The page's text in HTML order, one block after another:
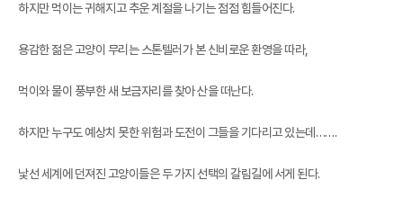
하지만 먹이는 귀해지고 추운 계절을 나기는 점점 힘들어진다.
용감한 젊은 고양이 무리는 스톤텔러가 본 신비로운 환영을 따라,
먹이와 물이 풍부한 새 보금자리를 찾아 산을 떠난다.
하지만 누구도 예상치 못한 위험과 도전이 그들을 기다리고 있는데…….
낯선 세계에 던져진 고양이들은 두 가지 선택의 갈림길에 서게 된다.